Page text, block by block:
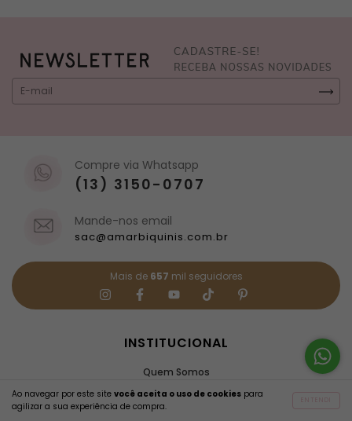
Ao navegar por este site você aceita o uso de cookies para
agilizar a sua experiência de compra.
Compre via Whatsapp
(13) 3150-0707
Mande-nos email
sac@amarbiquinis.com.br
Mais de 657 mil seguidores
INSTITUCIONAL
Quem Somos
Política de Privacidade
Fale Conosco